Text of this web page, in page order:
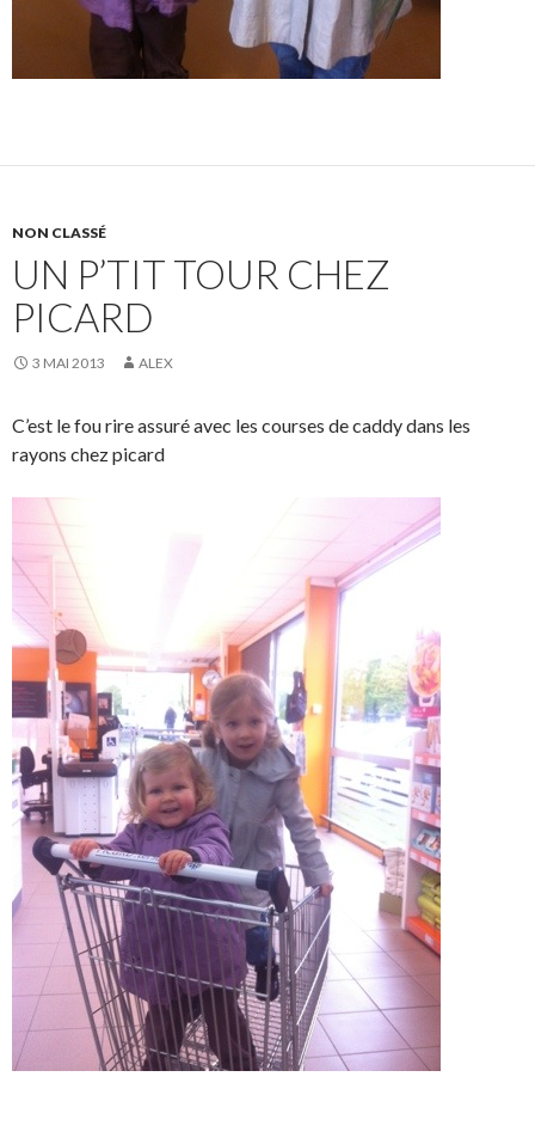
NON CLASSÉ
UN P’TIT TOUR CHEZ
PICARD
3 MAI 2013 ALEX
C’est le fou rire assuré avec les courses de caddy dans les
rayons chez picard